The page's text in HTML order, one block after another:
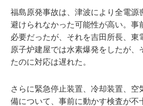
福島原発事故は、津波により全電源
避けられなかった可能性が高い。事
必要だったが、それを吉田所長、東
原子炉建屋では水素爆発をしたが、
たのに対応は遅れた。
さらに緊急停止装置、冷却装置、空
備について、事前に動かす検査が不